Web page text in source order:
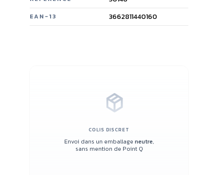
EAN-13 3662811440160
COLIS DISCRET
Envoi dans un emballage neutre,
sans mention de Point Q